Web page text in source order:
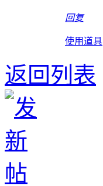
回复
使用道具
返回列表